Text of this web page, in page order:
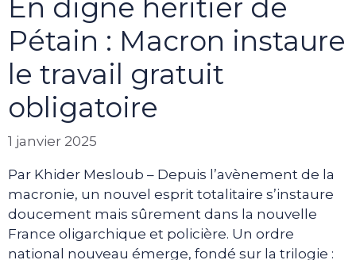
En digne héritier de
Pétain : Macron instaure
le travail gratuit
obligatoire
1 janvier 2025
Par Khider Mesloub – Depuis l’avènement de la
macronie, un nouvel esprit totalitaire s’instaure
doucement mais sûrement dans la nouvelle
France oligarchique et policière. Un ordre
national nouveau émerge, fondé sur la trilogie :